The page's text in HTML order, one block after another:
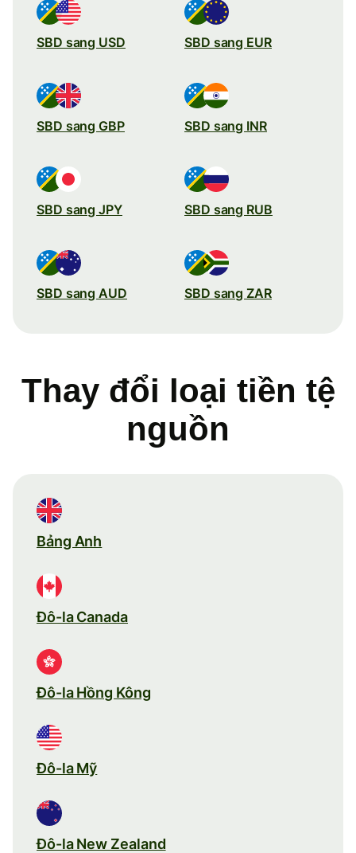
SBD sang USD SBD sang EUR
SBD sang GBP SBD sang INR
SBD sang JPY SBD sang RUB
SBD sang AUD SBD sang ZAR
Thay đổi loại tiền tệ
nguồn
Bảng Anh
Đô-la Canada
Đô-la Hồng Kông
Đô-la Mỹ
Đô-la New Zealand